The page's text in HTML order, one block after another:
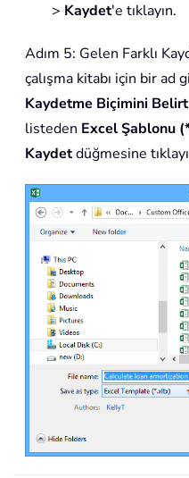
> Kaydet'e tıklayın.
Adım 5: Gelen Farklı
çalışma kitabı için bir ad
Kaydetme Biçimini Belirt
listeden Excel Şablonu
Kaydetdüğmesine